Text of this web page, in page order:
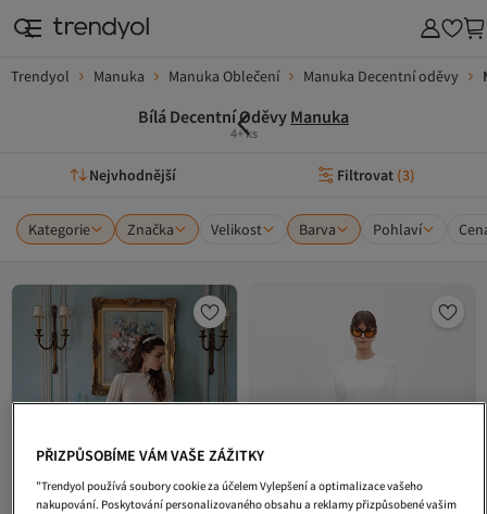
Trendyol Manuka Manuka Oblečení Manuka Decentní oděvy
Bílá Decentní Oděvy Manuka
4+ ks
Nejvhodnější Filtrovat (3)
Kategorie Značka Velikost Barva Pohlaví
PŘIZPŮSOBÍME VÁM VAŠE ZÁŽITKY
"Trendyol používá soubory cookie za účelem Vylepšení a optimalizace vašeho
nakupování. Poskytování personalizovaného obsahu a reklamy přizpůsobené vašim